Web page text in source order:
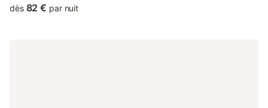
bienvenus. En revanche pas de chien, sinon ce sera la guerre...
dès 82 € par nuit